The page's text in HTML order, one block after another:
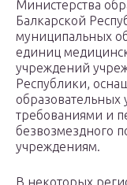
Министерства
Балкарской
муниципальных
единиц
учреждений
Республики,
образовательных
требованиями и
безвозмездного
учреждениям.
В некоторых